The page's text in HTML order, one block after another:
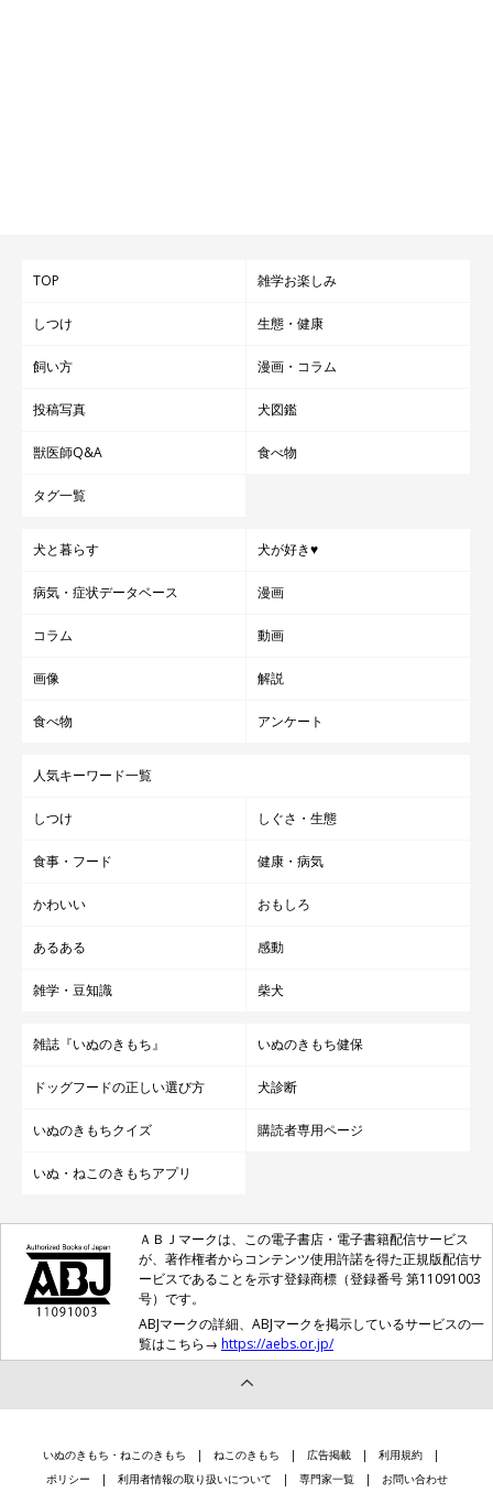
TOP 雑学お楽しみ
しつけ 生態・健康
飼い方 漫画・コラム
投稿写真 犬図鑑
獣医師Q&A 食べ物
タグ一覧
犬と暮らす 犬が好き♥
病気・症状データベース 漫画
コラム 動画
画像 解説
食べ物 アンケート
人気キーワード一覧
しつけ しぐさ・生態
食事・フード 健康・病気
かわいい おもしろ
あるある 感動
雑学・豆知識 柴犬
雑誌『いぬのきもち』 いぬのきもち健保
ドッグフードの正しい選び方 犬診断
いぬのきもちクイズ 購読者専用ページ
いぬ・ねこのきもちアプリ
ＡＢＪマークは、この電子書店・電子書籍配信サービス
が、著作権者からコンテンツ使用許諾を得た正規版配信サ
ービスであることを示す登録商標（登録番号 第11091003
号）です。
ABJマークの詳細、ABJマークを掲示しているサービスの一
覧はこちら→ https://aebs.or.jp/
いぬのきもち・ねこのきもち ねこのきもち 広告掲載
利用規約
ポリシー
利用者情報の取り扱いについて 専門家一覧 お問い合わせ